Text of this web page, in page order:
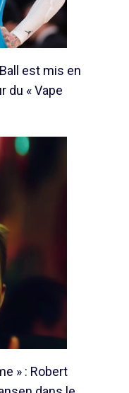
est mis en
du « Vape
» : Robert